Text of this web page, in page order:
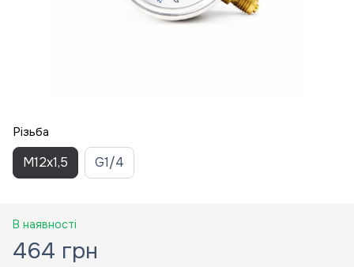
Різьба
M12x1,5 G1/4
В наявності
464 грн